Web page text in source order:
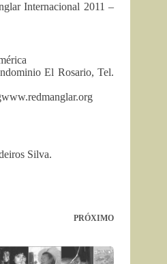
Internacional 2011 –
El Rosario, Tel.
Silva.
PRÓXIMO